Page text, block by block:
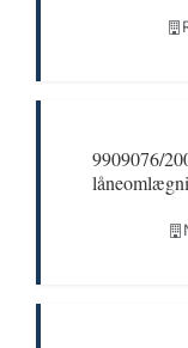
9909076/